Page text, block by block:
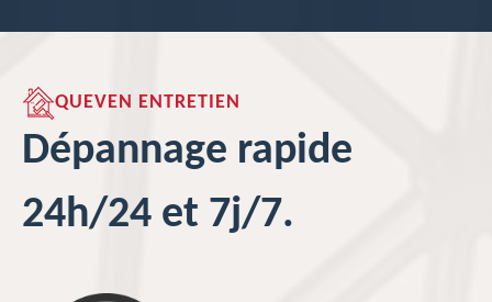
QUEVEN ENTRETIEN
Dépannage rapide
24h/24 et 7j/7.